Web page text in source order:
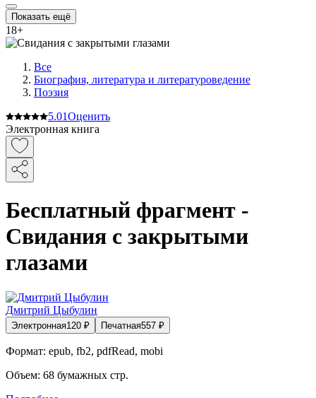
Показать ещё
18+
Все
Биография, литература и литературоведение
Поэзия
5.01Оценить
Электронная книга
Бесплатный фрагмент -
Свидания с закрытыми
глазами
Дмитрий Цыбулин
Электронная120 ₽ Печатная557 ₽
Формат: epub, fb2, pdfRead, mobi
Объем: 68 бумажных стр.